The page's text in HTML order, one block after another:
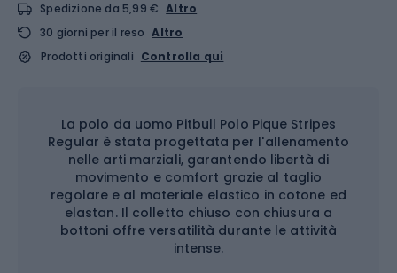
Spedizione da 5,99 € Altro
30 giorni per il reso Altro
Prodotti originali Controlla qui
La polo da uomo Pitbull Polo Pique Stripes
Regular è stata progettata per l'allenamento
nelle arti marziali, garantendo libertà di
movimento e comfort grazie al taglio
regolare e al materiale elastico in cotone ed
elastan. Il colletto chiuso con chiusura a
bottoni offre versatilità durante le attività
intense.